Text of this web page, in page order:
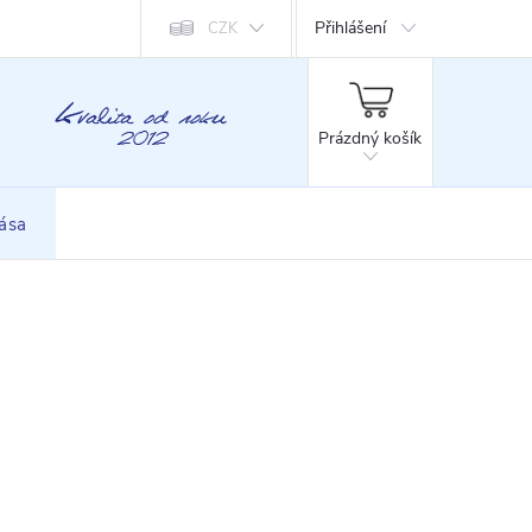
CZK Přihlášení
NÁKUPNÍ
Prázdný košík